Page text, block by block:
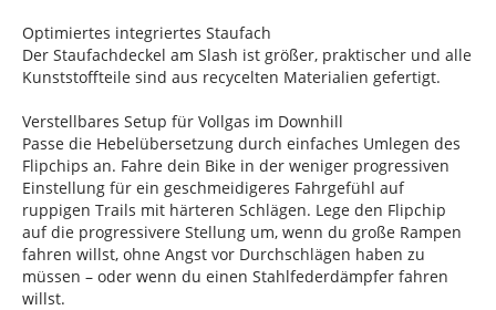
Optimiertes integriertes Staufach
Der Staufachdeckel am Slash ist größer, praktischer und alle
Kunststoffteile sind aus recycelten Materialien gefertigt.
Verstellbares Setup für Vollgas im Downhill
Passe die Hebelübersetzung durch einfaches Umlegen des
Flipchips an. Fahre dein Bike in der weniger progressiven
Einstellung für ein geschmeidigeres Fahrgefühl auf
ruppigen Trails mit härteren Schlägen. Lege den Flipchip
auf die progressivere Stellung um, wenn du große Rampen
fahren willst, ohne Angst vor Durchschlägen haben zu
müssen – oder wenn du einen Stahlfederdämpfer fahren
willst.